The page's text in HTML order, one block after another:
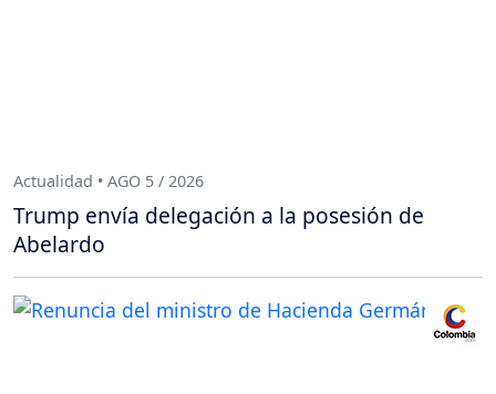
Actualidad • AGO 5 / 2026
Trump envía delegación a la posesión de
Abelardo